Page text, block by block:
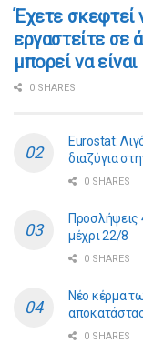
​​Έχετε σκεφτεί
εργαστείτε σε
μπορεί να
0 SHARES
Eurostat:
διαζύγια
0 SHARES
Προσλήψεις
μέχρι 22/8
0 SHARES
Νέο κέρμα
0 SHARES